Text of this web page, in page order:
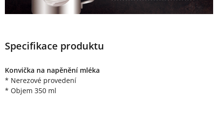
Specifikace produktu
Konvička na napěnění mléka
* Nerezové provedení
* Objem 350 ml